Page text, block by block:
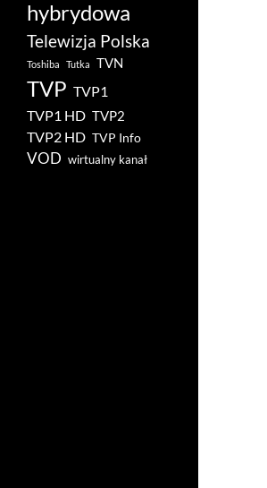
hybrydowa
Telewizja Polska
Toshiba Tutka TVN
TVP TVP1
TVP1 HD TVP2
TVP2 HD TVP Info
VOD wirtualny kanał